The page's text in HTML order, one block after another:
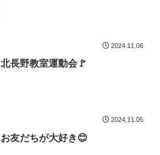
2024.11.06
北長野教室運動会🚩
2024.11.05
お友だちが大好き😊